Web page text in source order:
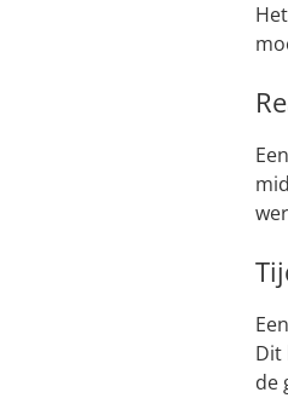
Dit
de